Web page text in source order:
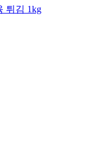
튀김 1kg